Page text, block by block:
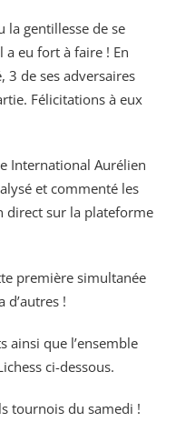
la gentillesse de se
eu fort à faire ! En
3 de ses adversaires
Félicitations à eux
International Aurélien
et commenté les
direct sur la plateforme
première simultanée
d’autres !
ainsi que l’ensemble
ci-dessous.
tournois du samedi !